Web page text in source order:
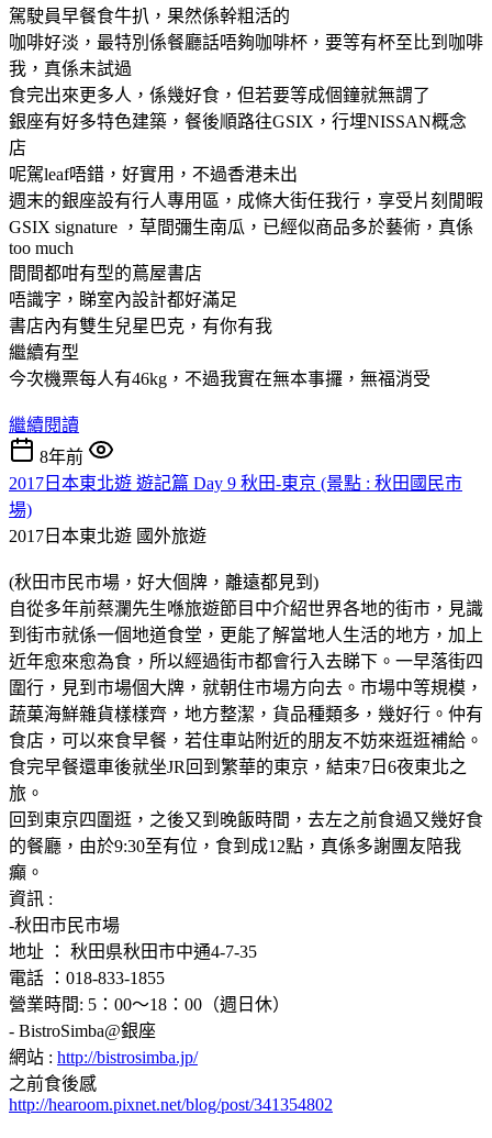
駕駛員早餐食牛扒，果然係幹粗活的
咖啡好淡，最特別係餐廳話唔夠咖啡杯，要等有杯至比到咖啡
我，真係未試過
食完出來更多人，係幾好食，但若要等成個鐘就無謂了
銀座有好多特色建築，餐後順路往GSIX，行埋NISSAN概念
店
呢駕leaf唔錯，好實用，不過香港未出
週末的銀座設有行人專用區，成條大街任我行，享受片刻閒暇
GSIX signature ，草間彌生南瓜，已經似商品多於藝術，真係
too much
間間都咁有型的蔦屋書店
唔識字，睇室內設計都好滿足
書店內有雙生兒星巴克，有你有我
繼續有型
今次機票每人有46kg，不過我實在無本事攞，無福消受
繼續閱讀
8年前
2017日本東北遊 遊記篇 Day 9 秋田-東京 (景點 : 秋田國民市
場)
2017日本東北遊 國外旅遊
(秋田市民市場，好大個牌，離遠都見到)
自從多年前蔡瀾先生喺旅遊節目中介紹世界各地的街市，見識
到街市就係一個地道食堂，更能了解當地人生活的地方，加上
近年愈來愈為食，所以經過街市都會行入去睇下。一早落街四
圍行，見到市場個大牌，就朝住市場方向去。市場中等規模，
蔬菓海鮮雜貨樣樣齊，地方整潔，貨品種類多，幾好行。仲有
食店，可以來食早餐，若住車站附近的朋友不妨來逛逛補給。
食完早餐還車後就坐JR回到繁華的東京，結束7日6夜東北之
旅。
回到東京四圍逛，之後又到晚飯時間，去左之前食過又幾好食
的餐廳，由於9:30至有位，食到成12點，真係多謝團友陪我
癲。
資訊 :
-秋田市民市場
地址 ： 秋田県秋田市中通4-7-35
電話 ：018-833-1855
營業時間: 5：00～18：00（週日休）
- BistroSimba@銀座
網站 : http://bistrosimba.jp/
之前食後感
http://hearoom.pixnet.net/blog/post/341354802